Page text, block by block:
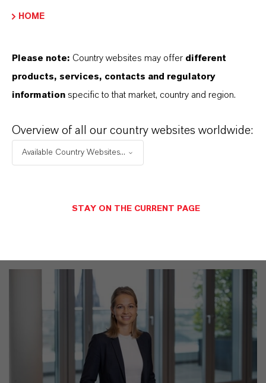
PRODUKTINFORMATIONEN
HOME
Please note: Country websites may offer different
products, services, contacts and regulatory
information specific to that market, country and region.
Overview of all our country websites worldwide:
Available Country Websites...
STAY ON THE CURRENT PAGE